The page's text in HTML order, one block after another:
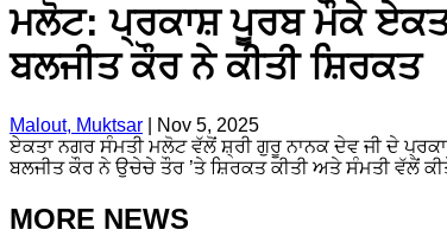
ਮਲੋਟ: ਪ੍ਰਕਾਸ਼ ਪੂਰਬ ਮੌਕੇ
ਬਲਜੀਤ ਕੌਰ ਨੇ ਕੀਤੀ ਸ਼ਿਰਕਤ
Malout, Muktsar
Nov 5, 2025
ਏਕਤਾ ਨਗਰ ਸੰਮਤੀ ਮਲੋਟ ਵੱਲੋਂ ਸ਼੍ਰੀ ਗੁਰੂ ਨਾਨਕ ਦੇਵ ਜੀ ਦੇ
ਬਲਜੀਤ ਕੌਰ ਨੇ ਉਚੇਚੇ ਤੌਰ ’ਤੇ ਸ਼ਿਰਕਤ ਕੀਤੀ ਅਤੇ ਸੰਮਤੀ ਵੱਲੋਂ
MORE NEWS